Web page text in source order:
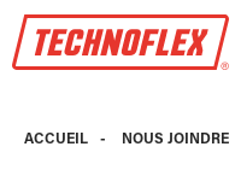
ACCUEIL - NOUS JOINDRE